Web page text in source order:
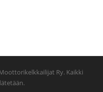
Ry. Kaikki